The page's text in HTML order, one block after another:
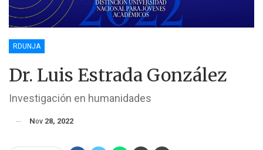
RDUNJA
Dr. Luis Estrada González
Investigación en humanidades
Nov 28, 2022